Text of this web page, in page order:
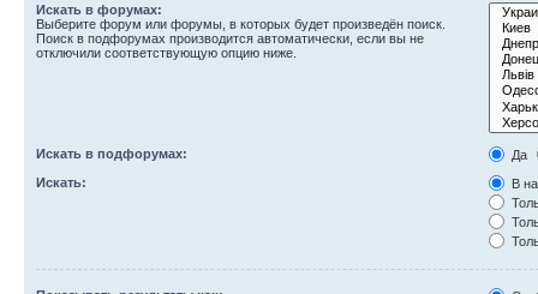
Искать в форумах:
Выберите форум или форумы, в которых будет произведён поиск.
Поиск в подфорумах производится автоматически, если вы не
отключили соответствующую опцию ниже.
Искать в подфорумах:
Да
Искать:
В